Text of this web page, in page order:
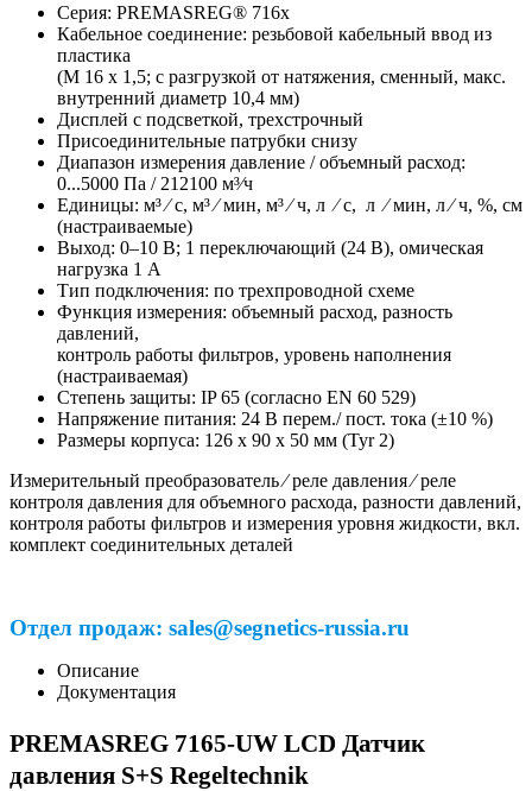
Серия: PREMASREG® 716x
Кабельное соединение: резьбовой кабельный ввод из
пластика
(M 16 x 1,5; с разгрузкой от натяжения, сменный, макс.
внутренний диаметр 10,4 мм)
Дисплей с подсветкой, трехстрочный
Присоединительные патрубки снизу
Диапазон измерения давление / объемный расход:
0...5000 Па / 212100 м³⁄ч
Единицы: м³ ⁄ с, м³ ⁄ мин, м³ ⁄ ч, л ⁄ с, л ⁄ мин, л ⁄ ч, %, см
(настраиваемые)
Выход: 0–10 В; 1 переключающий (24 В), омическая
нагрузка 1 А
Тип подключения: по трехпроводной схеме
Функция измерения: объемный расход, разность
давлений,
контроль работы фильтров, уровень наполнения
(настраиваемая)
Степень защиты: IP 65 (согласно EN 60 529)
Напряжение питания: 24 В перем./ пост. тока (±10 %)
Размеры корпуса: 126 x 90 x 50 мм (Tyr 2)
Измерительный преобразователь ⁄ реле давления ⁄ реле
контроля давления для объемного расхода, разности давлений,
контроля работы фильтров и измерения уровня жидкости, вкл.
комплект соединительных деталей
Отдел продаж: sales@segnetics-russia.ru
Описание
Документация
PREMASREG 7165-UW LCD Датчик
давления S+S Regeltechnik